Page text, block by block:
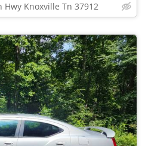
Hwy Knoxville Tn 37912